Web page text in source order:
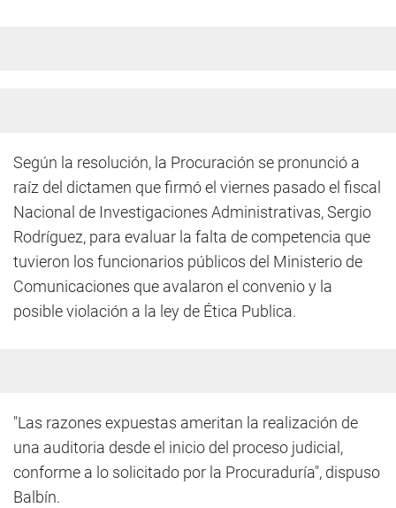
Según la resolución, la Procuración se pronunció a
raíz del dictamen que firmó el viernes pasado el fiscal
Nacional de Investigaciones Administrativas, Sergio
Rodríguez, para evaluar la falta de competencia que
tuvieron los funcionarios públicos del Ministerio de
Comunicaciones que avalaron el convenio y la
posible violación a la ley de Ética Publica.
"Las razones expuestas ameritan la realización de
una auditoria desde el inicio del proceso judicial,
conforme a lo solicitado por la Procuraduría", dispuso
Balbín.